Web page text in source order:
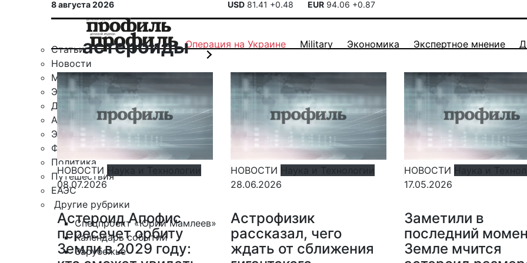
8 августа 2026 USD 81.41 +0.48 EUR 94.06 +0.87
Статьи
Новости
Military
Экспертное мнение
Деловой клуб
Автомобили
Экономика
Финансы
Политика
Путешествия
ЕАЭС
Другие рубрики
Спецпроект «Юрий Мамлеев»
Календарь событий
Зарубежье
Операция на Украине Military Экономика Экспертное мнение
астероиды
НОВОСТИ
Наука и Технологии
08.07.2026
Астероид Апофис
пересечет орбиту
Земли в 2029 году:
НОВОСТИ
Наука и Технологии
28.06.2026
Астрофизик
рассказал, чего
ждать от сближения
НОВОСТИ
Наука и
17.05.2026
Заметили в
последний
Земле мчится